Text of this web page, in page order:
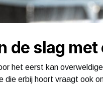
de slag
het eerst kan
die erbij hoort vraagt ook